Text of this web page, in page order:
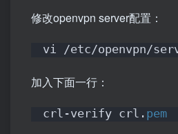
修改openvpn server配置：
vi /etc/openvpn/
加入下面一行：
crl-verify crl. pem